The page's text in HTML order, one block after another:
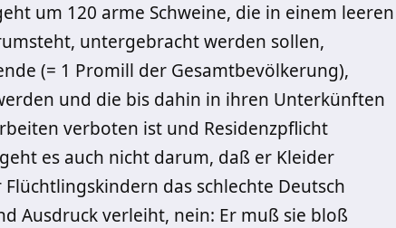
um 120 arme Schweine, die in einem leeren
untergebracht werden sollen,
(= 1 Promill der Gesamtbevölkerung),
und die bis dahin in ihren Unterkünften
verboten ist und Residenzpflicht
es auch nicht darum, daß er Kleider
das schlechte Deutsch
Ausdruck verleiht, nein: Er muß sie bloß